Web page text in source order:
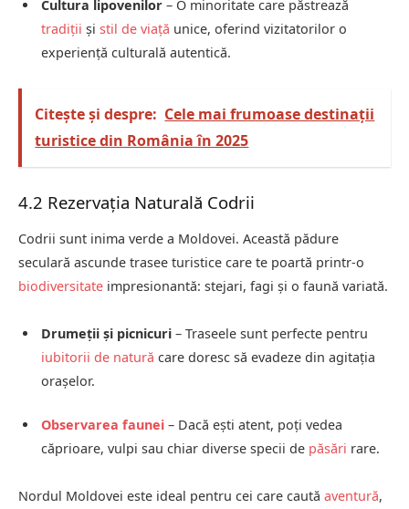
Cultura lipovenilor – O minoritate care păstrează
tradiții și stil de viață unice, oferind vizitatorilor o
experiență culturală autentică.
Citește și despre: Cele mai frumoase destinații
turistice din România în 2025
4.2 Rezervația Naturală Codrii
Codrii sunt inima verde a Moldovei. Această pădure
seculară ascunde trasee turistice care te poartă printr-o
biodiversitate impresionantă: stejari, fagi și o faună variată.
Drumeții și picnicuri – Traseele sunt perfecte pentru
iubitorii de natură care doresc să evadeze din agitația
orașelor.
Observarea faunei – Dacă ești atent, poți vedea
căprioare, vulpi sau chiar diverse specii de păsări rare.
Nordul Moldovei este ideal pentru cei care caută aventură,